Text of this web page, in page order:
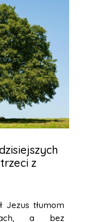
z
Jezus tłumom
a bez